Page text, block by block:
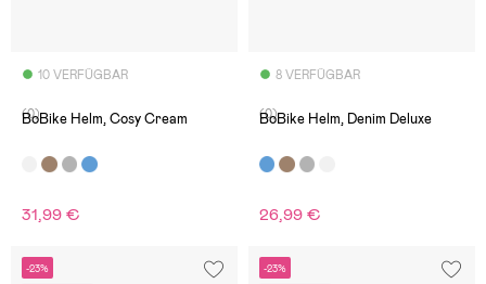
10 VERFÜGBAR
(0)
BoBike Helm, Cosy Cream
31,99 €
8 VERFÜGBAR
(0)
BoBike Helm, Denim Deluxe
26,99 €
-23% -23%